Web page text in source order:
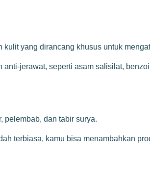
yang dirancang khusus untuk
jerawat, seperti asam salisilat,
pelembab, dan tabir surya.
terbiasa, kamu bisa menambahkan